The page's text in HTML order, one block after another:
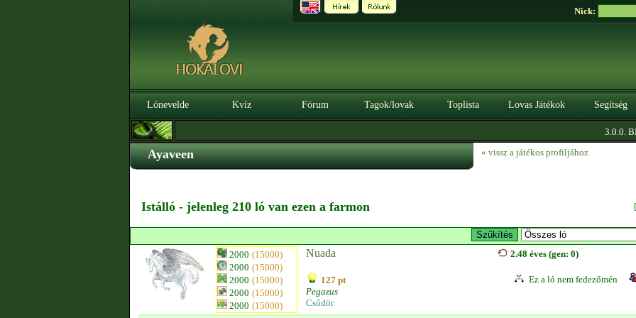
Nick:
Lónevelde Kvíz Fórum Tagok/lovak Toplista Lovas Játékok Segítség
3.0.0.
Ayaveen « vissz a játékos profiljához
Istálló - jelenleg 210 ló van ezen a farmon
2000 (15000)
2000 (15000)
2000 (15000)
2000 (15000)
2000 (15000)
Nuada
127 pt
Pegazus
Csődör
2.48 éves (gen: 0)
Ez a ló nem fedezőmén